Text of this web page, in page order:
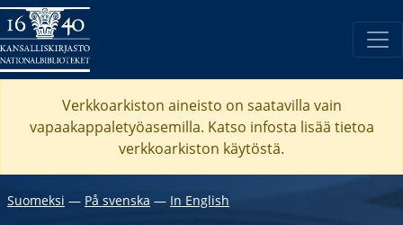
Verkkoarkiston aineisto on saatavilla vain
vapaakappaletyöasemilla. Katso infosta lisää tietoa
verkkoarkiston käytöstä.
Suomeksi ― På svenska ― In English